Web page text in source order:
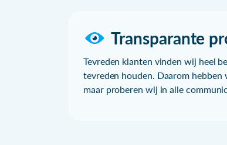
Transparante
Tevreden klanten vinden wij heel
tevreden houden. Daarom hebben
maar proberen wij in alle